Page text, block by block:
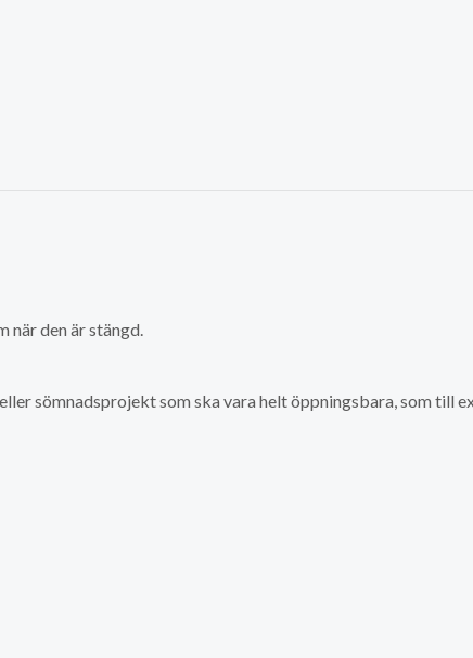
när den är stängd.
sömnadsprojekt som ska vara helt öppningsbara, som till